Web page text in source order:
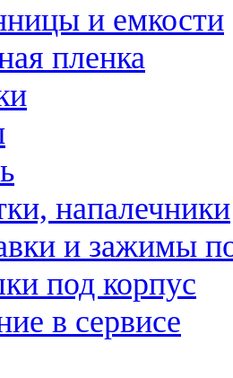
и емкости
пленка
напалечники
и зажимы
под корпус
в сервисе